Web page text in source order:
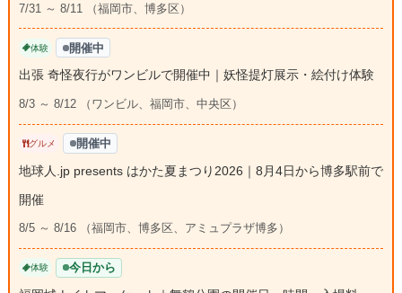
7/31 ～ 8/11 （福岡市、博多区）
体験 開催中
出張 奇怪夜行がワンビルで開催中｜妖怪提灯展示・絵付け体験
8/3 ～ 8/12 （ワンビル、福岡市、中央区）
グルメ 開催中
地球人.jp presents はかた夏まつり2026｜8月4日から博多駅前で
開催
8/5 ～ 8/16 （福岡市、博多区、アミュプラザ博多）
体験 今日から